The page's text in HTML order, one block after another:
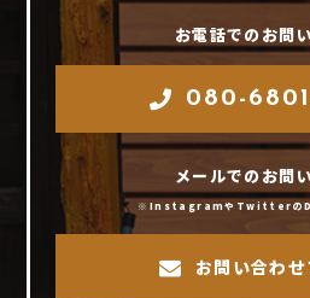
お電話でのお問
080-
メールでのお問
※InstagramやTwitterのDM
お問い合わ